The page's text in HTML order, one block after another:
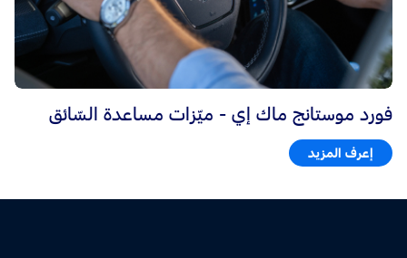
فورد موستانج ماك إي - ميّزات مساعدة السّائق
إعرف المزيد